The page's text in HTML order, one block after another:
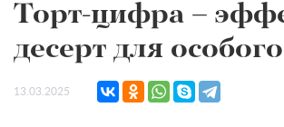
Торт-цифра –
десерт для
13.03.2025